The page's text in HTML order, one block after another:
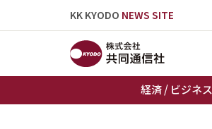
KK KYODO NEWS SITE
経済 / ビジネス